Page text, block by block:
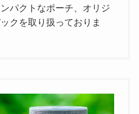
パクトなポーチ、オリジ
クを取り扱っておりま